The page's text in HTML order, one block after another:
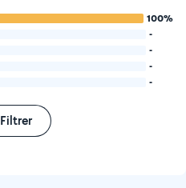
100%
-
-
-
-
Filtrer